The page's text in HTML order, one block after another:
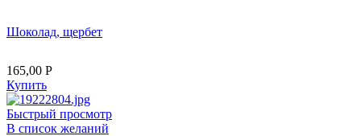
Шоколад, щербет
165,00 Р
Купить
Быстрый просмотр
В список желаний